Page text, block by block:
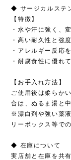
◆ サージカルステ
【特徴】
・水や汗に強く、
・高い耐久性と強度
・アレルギー反応
・耐腐食性に優れ
【お手入れ方法】
ご使用後は柔らか
合は、ぬるま湯と
※漂白剤や強い薬
リーボックス等で
◆ 在庫について
実店舗と在庫を共